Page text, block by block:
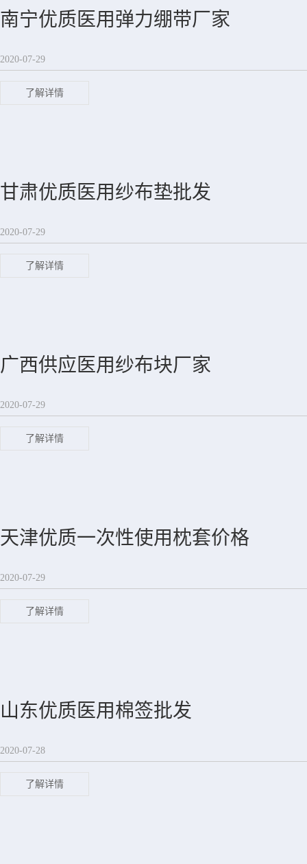
南宁优质医用弹力绷带厂家
2020-07-29
了解详情
甘肃优质医用纱布垫批发
2020-07-29
了解详情
广西供应医用纱布块厂家
2020-07-29
了解详情
天津优质一次性使用枕套价格
2020-07-29
了解详情
山东优质医用棉签批发
2020-07-28
了解详情